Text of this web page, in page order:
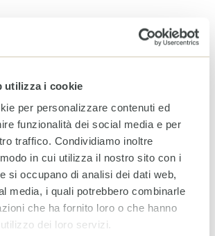
utilizza i cookie
per personalizzare contenuti ed
funzionalità dei social media e per
traffico. Condividiamo inoltre
in cui utilizza il nostro sito con i
si occupano di analisi dei dati web,
media, i quali potrebbero combinarle
che ha fornito loro o che hanno
dei loro servizi.
sfollati 4,3 milioni di bambini. Più della
del paese | UNICEF Italia
CLUSTER,Shelter Cluster Ukraine
Report # 2 – Ukraine | ReliefWeb
Refugee Situation